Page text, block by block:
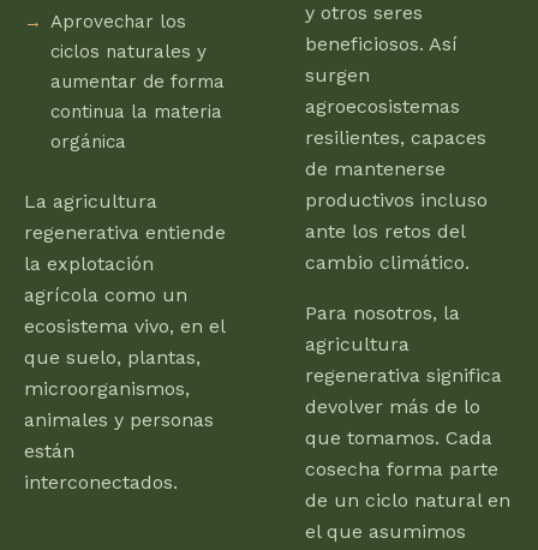
Aprovechar los
ciclos naturales y
aumentar de forma
continua la materia
orgánica
La agricultura
regenerativa entiende
la explotación
agrícola como un
ecosistema vivo, en el
que suelo, plantas,
microorganismos,
animales y personas
están
interconectados.
y otros seres
beneficiosos. Así
surgen
agroecosistemas
resilientes, capaces
de mantenerse
productivos incluso
ante los retos del
cambio climático.
Para nosotros, la
agricultura
regenerativa significa
devolver más de lo
que tomamos. Cada
cosecha forma parte
de un ciclo natural en
el que asumimos